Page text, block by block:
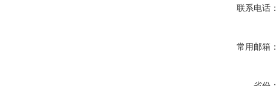
联系电话：
常用邮箱：